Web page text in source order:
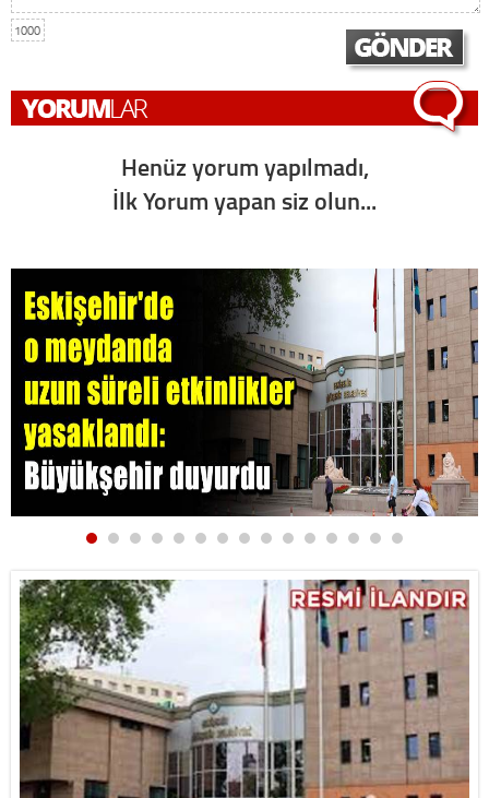
1000
Henüz yorum yapılmadı,
İlk Yorum yapan siz olun...